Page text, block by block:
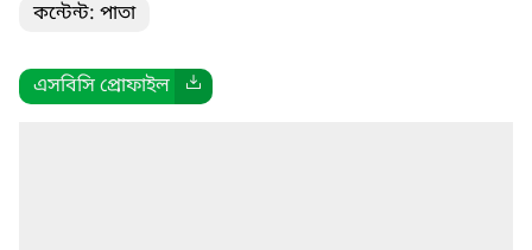
কন্টেন্ট: পাতা
এসবিসি প্রোফাইল